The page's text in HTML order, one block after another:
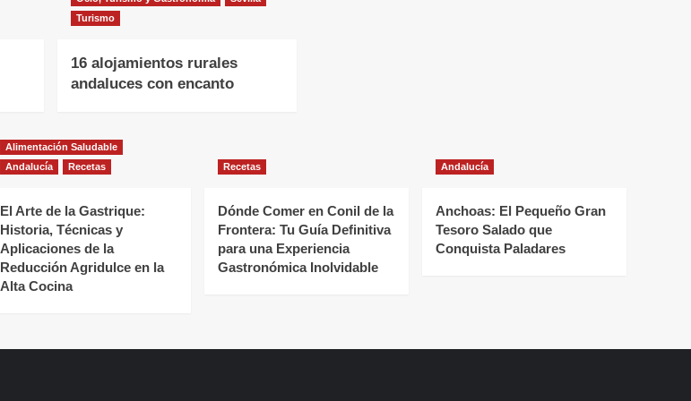
Turismo
16 alojamientos rurales
andaluces con encanto
Alimentación Saludable
Andalucía
Recetas
El Arte de la Gastrique:
Historia, Técnicas y
Aplicaciones de la
Reducción Agridulce en la
Alta Cocina
Recetas
Dónde Comer en Conil de la
Frontera: Tu Guía Definitiva
para una Experiencia
Gastronómica Inolvidable
Andalucía
Anchoas: El Pequeño Gran
Tesoro Salado que
Conquista Paladares